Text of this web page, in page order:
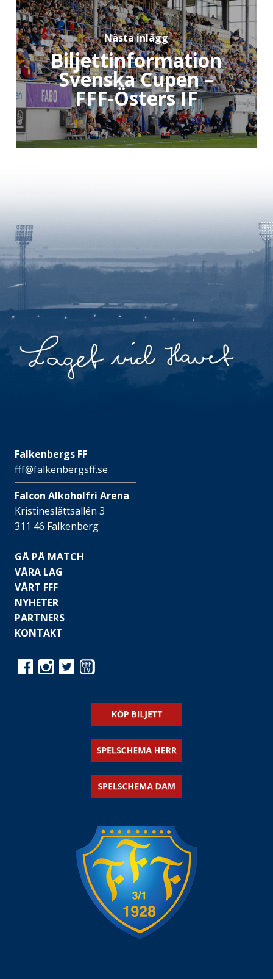
Nästa inlägg
Biljettinformation
Svenska Cupen –
FFF-Östers IF
Falkenbergs FF
fff@falkenbergsff.se
Falcon Alkoholfri Arena
Kristineslättsallén 3
311 46 Falkenberg
GÅ PÅ MATCH
VÅRA LAG
VÅRT FFF
NYHETER
PARTNERS
KONTAKT